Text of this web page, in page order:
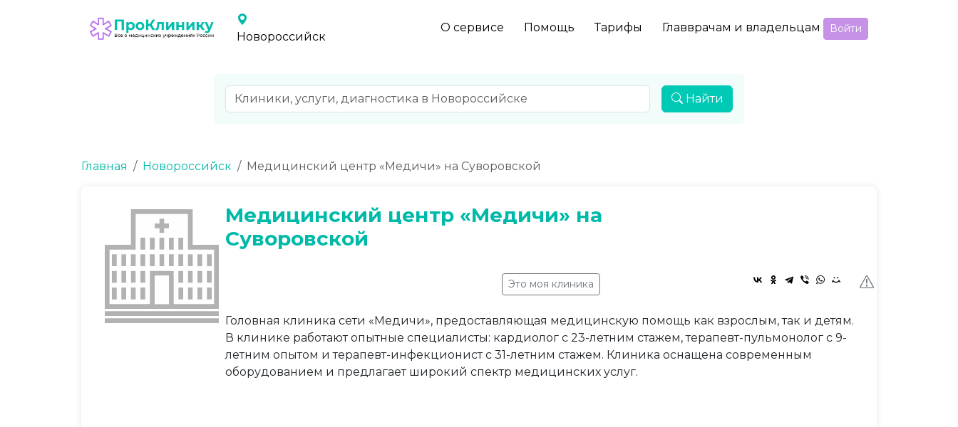
Новороссийск
О сервисе Помощь Тарифы Главврачам и владельцам Войти
Найти
Главная Новороссийск Медицинский центр «Медичи» на Суворовской
Медицинский центр «Медичи» на
Суворовской
Это моя клиника
Головная клиника сети «Медичи», предоставляющая медицинскую помощь как взрослым, так и детям.
В клинике работают опытные специалисты: кардиолог с 23-летним стажем, терапевт-пульмонолог с 9-
летним опытом и терапевт-инфекционист с 31-летним стажем. Клиника оснащена современным
оборудованием и предлагает широкий спектр медицинских услуг.